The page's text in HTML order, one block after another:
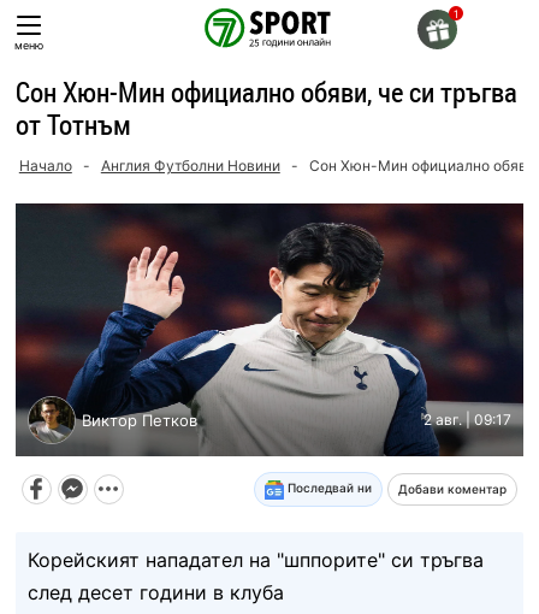
Skip
toменю
Сон Хюн-Мин официално обяви, че си тръгва
от Тотнъм
Начало - Англия Футболни Новини - Сон Хюн-Мин официално обяви,
Виктор Петков 2 авг. | 09:17
Последвай ни Добави коментар
Корейският нападател на "шппорите" си тръгва
след десет години в клуба